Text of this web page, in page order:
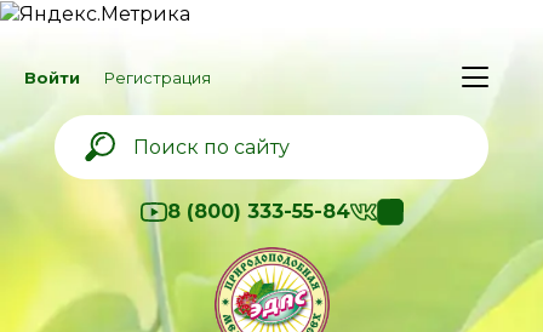
Войти Регистрация
8 (800) 333-55-84